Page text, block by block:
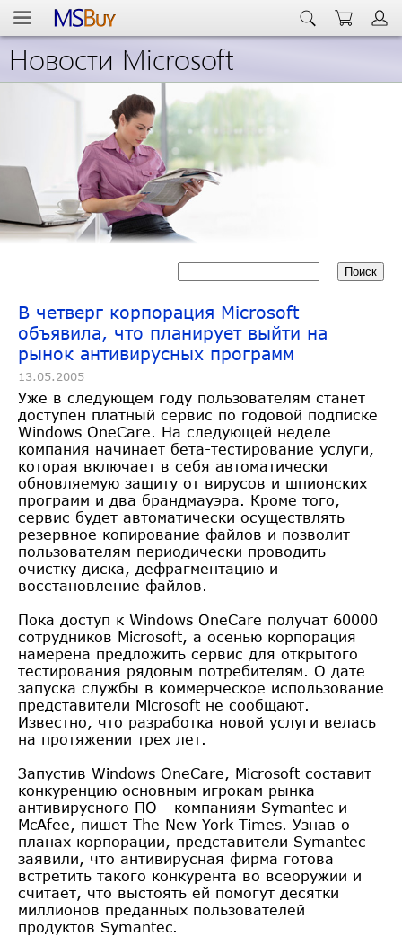
Новости Microsoft
В четверг корпорация Microsoft
объявила, что планирует выйти на
рынок антивирусных программ
13.05.2005
Уже в следующем году пользователям станет
доступен платный сервис по годовой подписке
Windows OneCare. На следующей неделе
компания начинает бета-тестирование услуги,
которая включает в себя автоматически
обновляемую защиту от вирусов и шпионских
программ и два брандмауэра. Кроме того,
сервис будет автоматически осуществлять
резервное копирование файлов и позволит
пользователям периодически проводить
очистку диска, дефрагментацию и
восстановление файлов.
Пока доступ к Windows OneCare получат 60000
сотрудников Microsoft, а осенью корпорация
намерена предложить сервис для открытого
тестирования рядовым потребителям. О дате
запуска службы в коммерческое использование
представители Microsoft не сообщают.
Известно, что разработка новой услуги велась
на протяжении трех лет.
Запустив Windows OneCare, Microsoft составит
конкуренцию основным игрокам рынка
антивирусного ПО - компаниям Symantec и
McAfee, пишет The New York Times. Узнав о
планах корпорации, представители Symantec
заявили, что антивирусная фирма готова
встретить такого конкурента во всеоружии и
считает, что выстоять ей помогут десятки
миллионов преданных пользователей
продуктов Symantec.